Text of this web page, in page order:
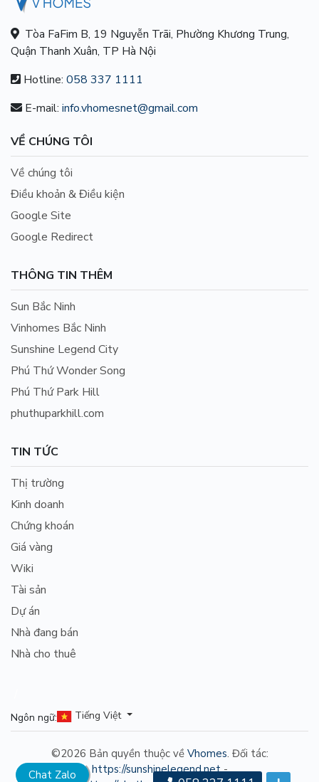
Chat Zalo
Tòa FaFim B, 19 Nguyễn Trãi, Phường Khương Trung,
Quận Thanh Xuân, TP Hà Nội
Hotline: 058 337 1111
E-mail: info.vhomesnet@gmail.com
VỀ CHÚNG TÔI
Về chúng tôi
Điều khoản & Điều kiện
Google Site
Google Redirect
THÔNG TIN THÊM
Sun Bắc Ninh
Vinhomes Bắc Ninh
Sunshine Legend City
Phú Thứ Wonder Song
Phú Thứ Park Hill
phuthuparkhill.com
TIN TỨC
Thị trường
Kinh doanh
Chứng khoán
Giá vàng
Wiki
Tài sản
Dự án
Nhà đang bán
Nhà cho thuê
Ngôn ngữ: Tiếng Việt
©2026 Bản quyền thuộc về Vhomes. Đối tác:
https://sunshinelegend.net-